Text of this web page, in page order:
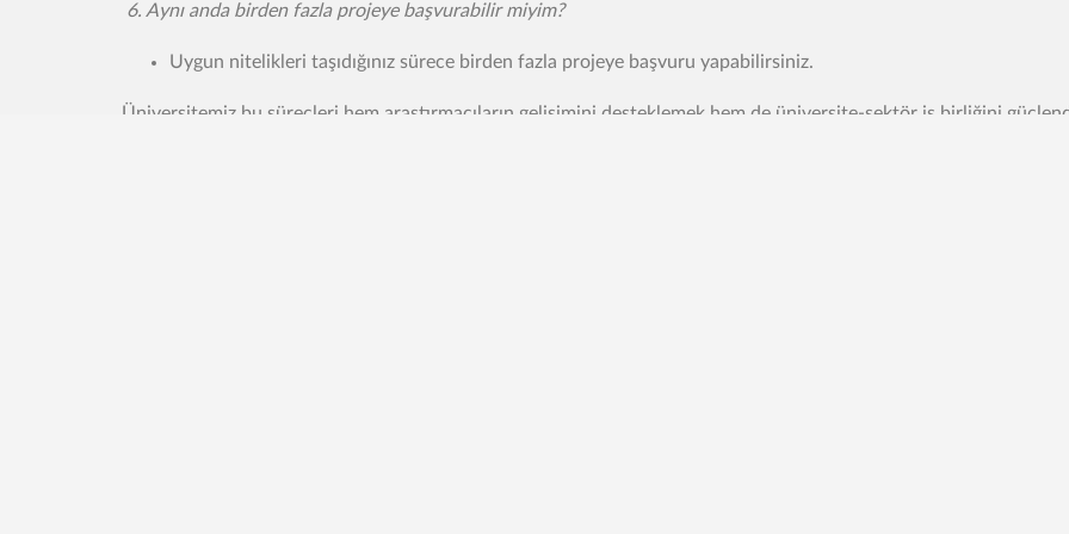
6. Aynı anda birden fazla projeye başvurabilir miyim?
Uygun nitelikleri taşıdığınız sürece birden fazla projeye başvuru yapabilirsiniz.
Üniversitemiz bu süreçleri hem araştırmacıların gelişimini desteklemek hem de üniversite-sektör iş birliğini